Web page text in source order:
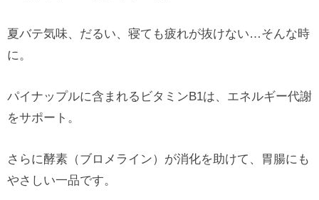
夏バテ気味、だるい、寝ても疲れが抜けない…そんな時
に。
パイナップルに含まれるビタミンB1は、エネルギー代謝
をサポート。
さらに酵素（ブロメライン）が消化を助けて、胃腸にも
やさしい一品です。